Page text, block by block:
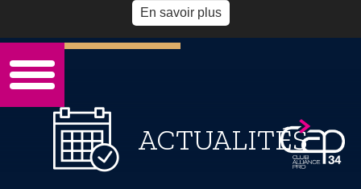
En savoir plus
Mot de passe oublie ?
ACTUALITÉS